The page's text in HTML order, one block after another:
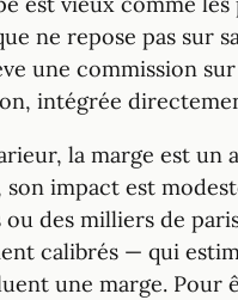
ne repose pas sur
une commission
intégrée
la marge est un
son impact est
ou des milliers de
calibrés — qui
une marge. Pour